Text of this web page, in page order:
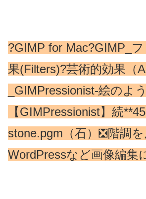
?GIMP for Mac?GIMP_
果(Filters)?芸術的効果（
_GIMPressionist-絵のよ
【GIMPressionist】続
stone.pgm（石）❎階調
WordPressなど画像編集